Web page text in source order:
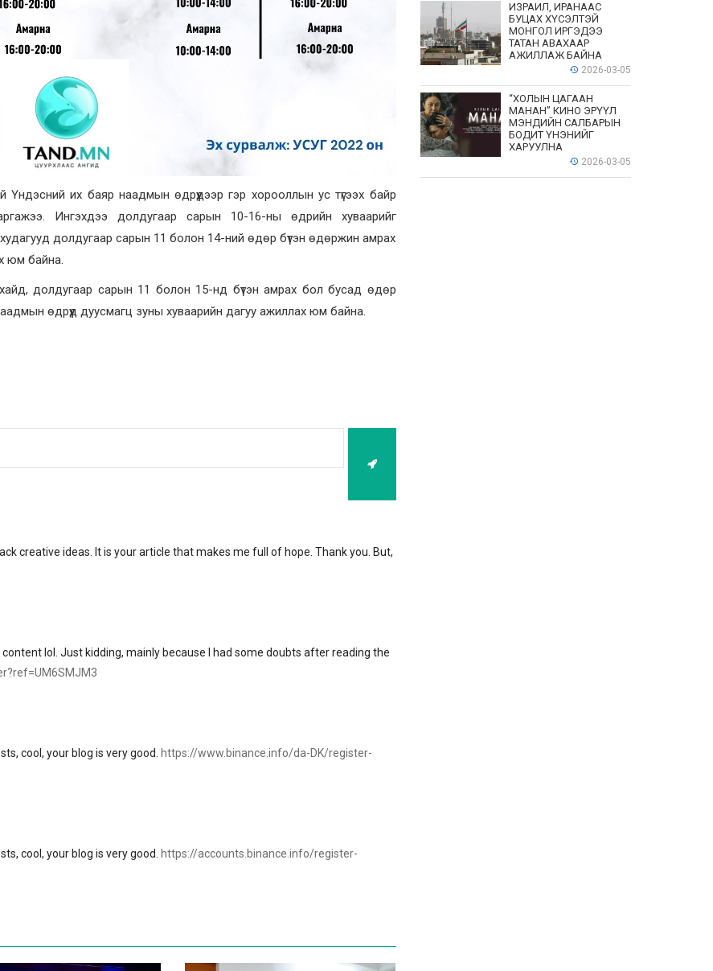
Үндэсний их баяр наадмын өдрүүдээр гэр хорооллын ус түгээх байр
Ингэхдээ долдугаар сарын 10-16-ны өдрийн хуваарийг
долдугаар сарын 11 болон 14-ний өдөр бүтэн өдөржин амрах
юм байна.
долдугаар сарын 11 болон 15-нд бүтэн амрах бол бусад өдөр
өдрүүд дуусмагц зуны хуваарийн дагуу ажиллах юм байна.
creative ideas. It is your article that makes me full of hope. Thank you. But,
lol. Just kidding, mainly because I had some doubts after reading the
cool, your blog is very good. https://www.binance.info/da-DK/register-
cool, your blog is very good. https://accounts.binance.info/register-
ИЗРАИЛ, ИРАНААС
БУЦАХ ХҮСЭЛТЭЙ
МОНГОЛ ИРГЭДЭЭ
ТАТАН АВАХААР
АЖИЛЛАЖ БАЙНА
2026-03-05
“ХОЛЫН ЦАГААН
МАНАН” КИНО ЭРҮҮЛ
МЭНДИЙН САЛБАРЫН
БОДИТ ҮНЭНИЙГ
ХАРУУЛНА
2026-03-05